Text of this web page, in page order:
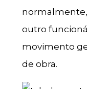
outro
movimento
de obra.